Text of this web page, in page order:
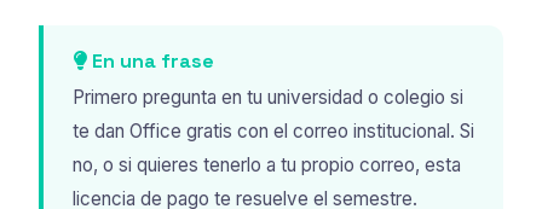
En una frase
Primero pregunta en tu universidad o colegio si
te dan Office gratis con el correo institucional. Si
no, o si quieres tenerlo a tu propio correo, esta
licencia de pago te resuelve el semestre.